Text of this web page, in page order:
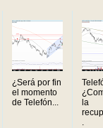
¿Será por fin
el momento
de Telefón...
la
.